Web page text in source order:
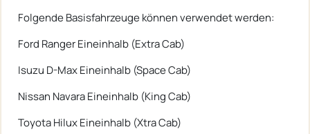
Folgende Basisfahrzeuge können verwendet werden:
Ford Ranger Eineinhalb (Extra Cab)
Isuzu D-Max Eineinhalb (Space Cab)
Nissan Navara Eineinhalb (King Cab)
Toyota Hilux Eineinhalb (Xtra Cab)